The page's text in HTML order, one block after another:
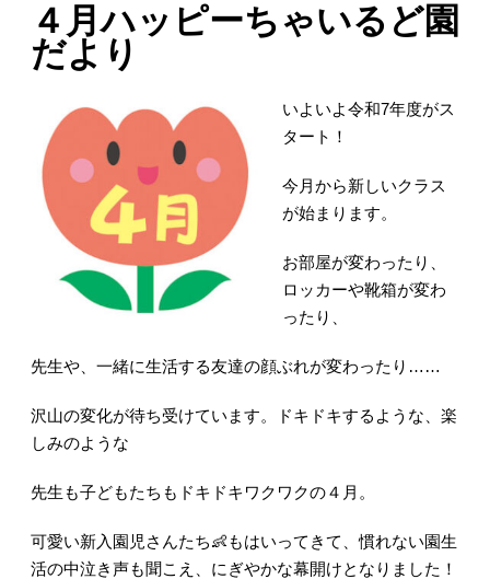
４月ハッピーちゃいるど園
だより
いよいよ令和7年度がス
タート！
今月から新しいクラス
が始まります。
お部屋が変わったり、
ロッカーや靴箱が変わ
ったり、
先生や、一緒に生活する友達の顔ぶれが変わったり……
沢山の変化が待ち受けています。ドキドキするような、楽
しみのような
先生も子どもたちもドキドキワクワクの４月。
可愛い新入園児さんたち👶もはいってきて、慣れない園生
活の中泣き声も聞こえ、にぎやかな幕開けとなりました！